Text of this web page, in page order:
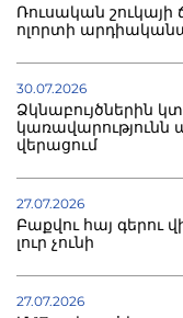
Ռուսական
ոլորտի
30.07.2026
Ձկնաբույծներին
կառավարությունն
վերացում
27.07.2026
Բաքվու հայ գերու
լուր չունի
27.07.2026